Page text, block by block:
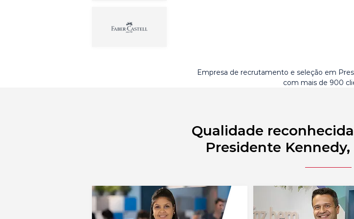
Empresa de recrutamento e seleção em
com mais de 900
Qualidade
Presidente